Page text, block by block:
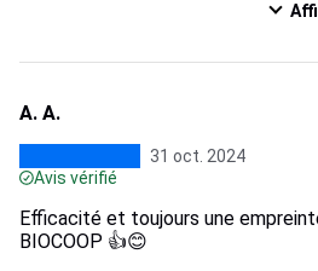
A. A.
31 oct. 2024
Avis vérifié
Efficacité et toujours une
BIOCOOP 👍😊